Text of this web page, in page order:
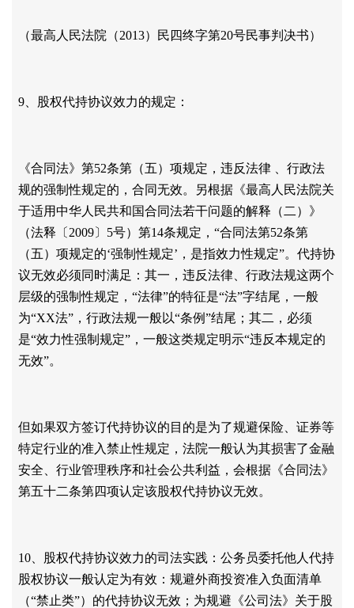
（最高人民法院（2013）民四终字第20号民事判决书）
9、股权代持协议效力的规定：
《合同法》第52条第（五）项规定，违反法律 、行政法
规的强制性规定的，合同无效。另根据《最高人民法院关
于适用中华人民共和国合同法若干问题的解释（二）》
（法释〔2009〕5号）第14条规定，“合同法第52条第
（五）项规定的‘强制性规定’，是指效力性规定”。代持协
议无效必须同时满足：其一，违反法律、行政法规这两个
层级的强制性规定，“法律”的特征是“法”字结尾，一般
为“XX法”，行政法规一般以“条例”结尾；其二，必须
是“效力性强制规定”，一般这类规定明示“违反本规定的
无效”。
但如果双方签订代持协议的目的是为了规避保险、证券等
特定行业的准入禁止性规定，法院一般认为其损害了金融
安全、行业管理秩序和社会公共利益，会根据《合同法》
第五十二条第四项认定该股权代持协议无效。
10、股权代持协议效力的司法实践：公务员委托他人代持
股权协议一般认定为有效：规避外商投资准入负面清单
（“禁止类”）的代持协议无效；为规避《公司法》关于股